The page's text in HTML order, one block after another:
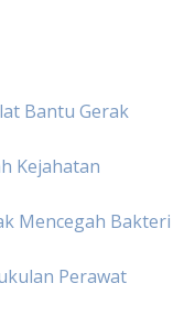
Bantu Gerak
Kejahatan
Mencegah Bakteri
Perawat